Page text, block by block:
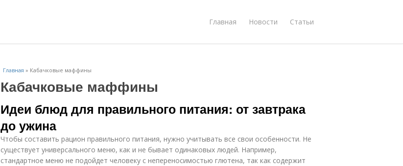
Главная Новости Статьи
Главная » Кабачковые маффины
Кабачковые маффины
Идеи блюд для правильного питания: от завтрака
до ужина
Чтобы составить рацион правильного питания, нужно учитывать все свои особенности. Не
существует универсального меню, как и не бывает одинаковых людей. Например,
стандартное меню не подойдет человеку с непереносимостью глютена, так как содержит